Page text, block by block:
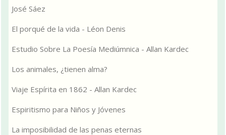
José Sáez
El porqué de la vida - Léon Denis
Estudio Sobre La Poesía Mediúmnica - Allan Kardec
Los animales, ¿tienen alma?
Viaje Espírita en 1862 - Allan Kardec
Espiritismo para Niños y Jóvenes
La imposibilidad de las penas eternas